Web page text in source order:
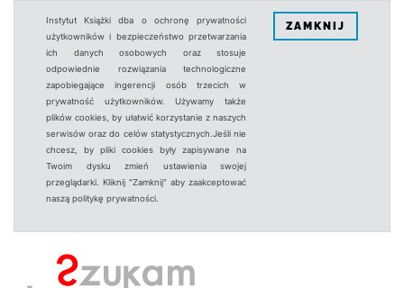
Instytut Książki dba o ochronę prywatności
użytkowników i bezpieczeństwo przetwarzania
ich danych osobowych oraz stosuje
odpowiednie rozwiązania technologiczne
zapobiegające ingerencji osób trzecich w
prywatność użytkowników. Używamy także
plików cookies, by ułatwić korzystanie z naszych
serwisów oraz do celów statystycznych.Jeśli nie
chcesz, by pliki cookies były zapisywane na
Twoim dysku zmień ustawienia swojej
przeglądarki. Kliknij "Zamknij" aby zaakceptować
naszą politykę prywatności.
ZAMKNIJ